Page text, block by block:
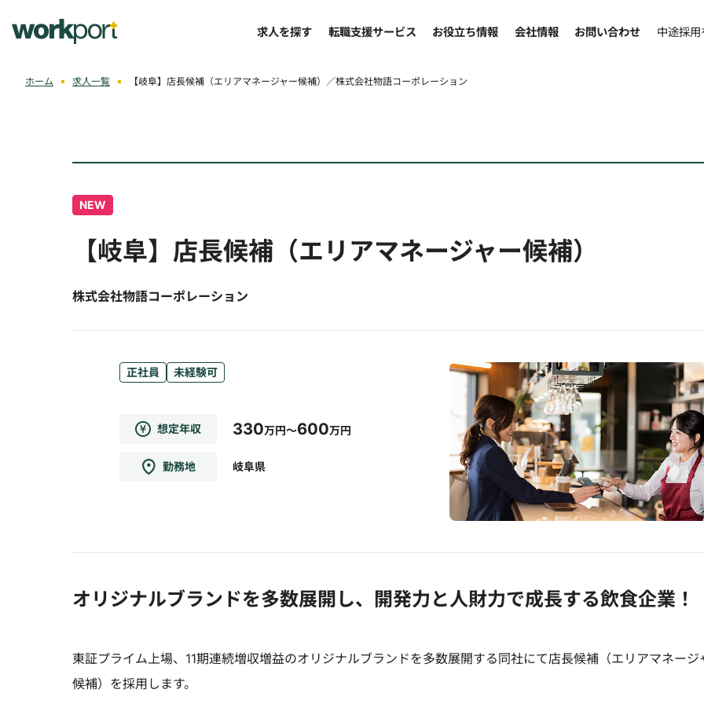
求人を探す 転職支援サービス お役立ち情報 会社情報 お問い合わせ 中途採
ホーム 求人一覧 【岐阜】店長候補（エリアマネージャー候補）／株式会社物語コーポレーション
NEW
【岐阜】店長候補（エリアマネージャー候補）
株式会社物語コーポレーション
正社員 未経験可
想定年収 330万円～600万円
勤務地 岐阜県
オリジナルブランドを多数展開し、開発力と人財力で成長する飲食企業！
東証プライム上場、11期連続増収増益のオリジナルブランドを多数展開する同社にて店長候補（エリアマネージ
候補）を採用します。